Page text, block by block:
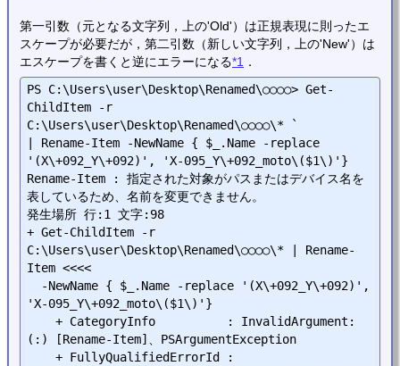
第一引数（元となる文字列，上の'Old'）は正規表現に則ったエ
スケープが必要だが，第二引数（新しい文字列，上の'New'）は
エスケープを書くと逆にエラーになる*1 ．
PS C:\Users\user\Desktop\Renamed\○○○○> Get-
ChildItem -r
C:\Users\user\Desktop\Renamed\○○○○\* `
| Rename-Item -NewName { $_.Name -replace
'(X\+092_Y\+092)', 'X-095_Y\+092_moto\($1\)'}
Rename-Item : 指定された対象がパスまたはデバイス名を
表しているため、名前を変更できません。
発生場所 行:1 文字:98
+ Get-ChildItem -r
C:\Users\user\Desktop\Renamed\○○○○\* | Rename-
Item <<<<
'X-095_Y\+092_moto\($1\)'}
    + CategoryInfo          : InvalidArgument:
(:) [Rename-Item]、PSArgumentException
    + FullyQualifiedErrorId :